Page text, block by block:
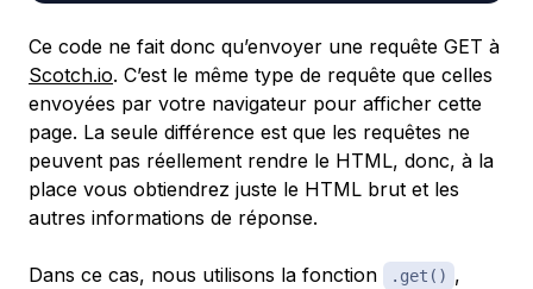
Ce code ne fait donc qu’envoyer une requête GET à
Scotch.io. C’est le même type de requête que celles
envoyées par votre navigateur pour afficher cette
page. La seule différence est que les requêtes ne
peuvent pas réellement rendre le HTML, donc, à la
place vous obtiendrez juste le HTML brut et les
autres informations de réponse.
Dans ce cas, nous utilisons la fonction .get() ,